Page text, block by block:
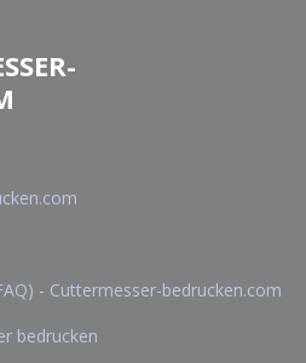
- Cuttermesser-bedrucken.com
bedrucken